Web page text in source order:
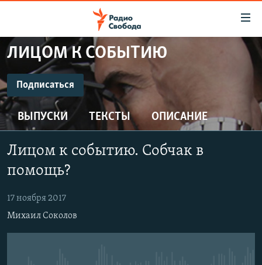
упрощенного
доступа
Вернуться
к
основному
содержанию
Вернутся
главной
Вернутся
поиску
ПРОГРАММЫ
ПОДКАСТЫ
АВТОРСКИЕ ПРОЕКТЫ
ЦИТАТЫ СВОБОДЫ
МНЕНИЯ
КУЛЬТУРА
КАВКАЗ.РЕАЛИИ
СЕВЕР.РЕАЛИИ
ЛИЦОМ К СОБЫТИЮ
Подписаться
ПОДПИСАТЬСЯ
ВЫПУСКИ ТЕКСТЫ ОПИСАНИЕ
Лицом к событию. Собчак в
помощь?
17 ноября 2017
Михаил Соколов